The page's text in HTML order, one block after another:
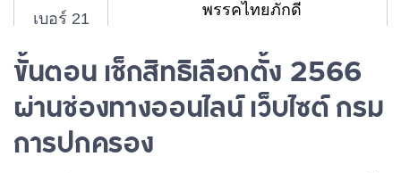
เบอร์ 21 พรรคไทยภักดี
พรรครวมไทยสร้างชาติ
ขั้นตอน เช็กสิทธิเลือกตั้ง 2566
ผ่านช่องทางออนไลน์ เว็บไซต์ กรม
การปกครอง